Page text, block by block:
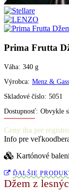
Prima Frutta
Váha: 340 g
Výrobca: Menz &
Skladové číslo: 5051
Dostupnosť: Obvykle
Ceny iba pre
Info pre
Kartónové
ĎALŠIE
Džem z